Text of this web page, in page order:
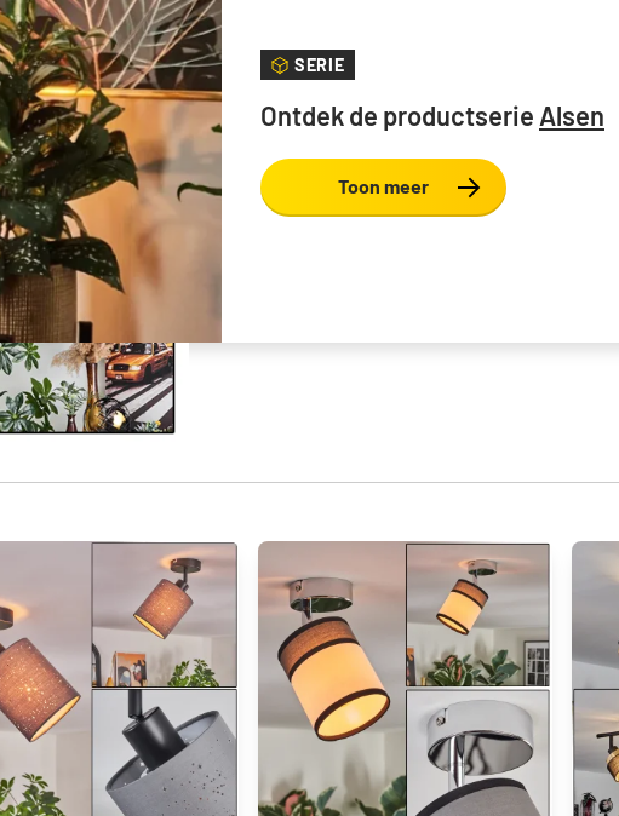
SERIE
Ontdek de productserie Alsen
Toon meer